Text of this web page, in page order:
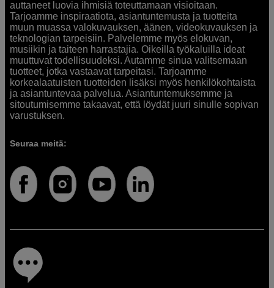
auttaneet luovia ihmisiä toteuttamaan visioitaan.
Tarjoamme inspiraatiota, asiantuntemusta ja tuotteita
muun muassa valokuvauksen, äänen, videokuvauksen ja
teknologian tarpeisiin. Palvelemme myös elokuvan,
musiikin ja taiteen harrastajia. Oikeilla työkaluilla ideat
muuttuvat todellisuudeksi. Autamme sinua valitsemaan
tuotteet, jotka vastaavat tarpeitasi. Tarjoamme
korkealaatuisten tuotteiden lisäksi myös henkilökohtaista
ja asiantuntevaa palvelua. Asiantuntemuksemme ja
sitoutumisemme takaavat, että löydät juuri sinulle sopivan
varustuksen.
Seuraa meitä: